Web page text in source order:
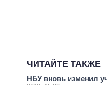
ЧИТАЙТЕ ТАКЖЕ
НБУ вновь изменил